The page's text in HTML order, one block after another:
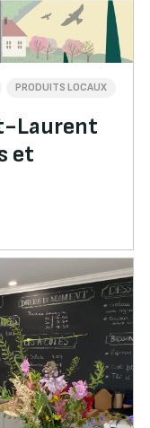
PRODUITS LOCAUX
Laurent
et